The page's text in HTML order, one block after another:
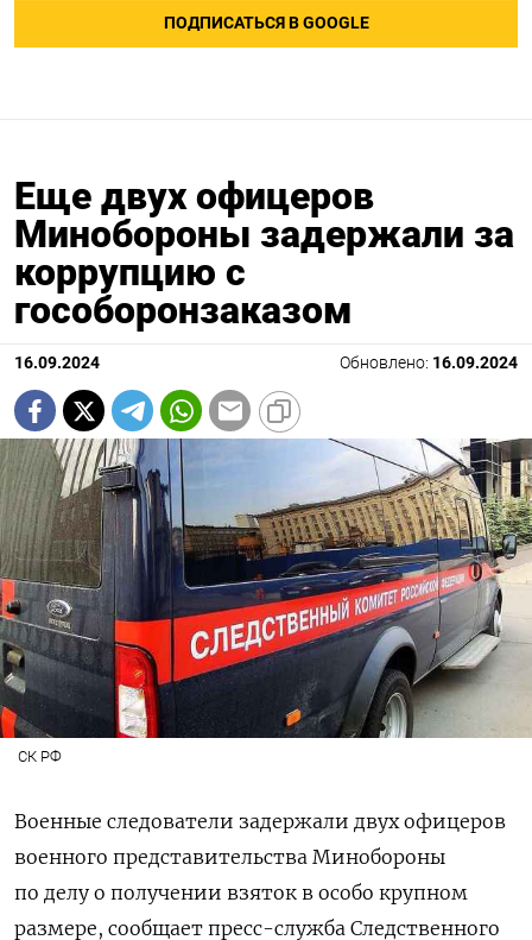
ПОДПИСАТЬСЯ В GOOGLE
Еще двух офицеров
Минобороны задержали за
коррупцию с
гособоронзаказом
16.09.2024 Обновлено: 16.09.2024
СК РФ
Военные следователи задержали двух офицеров
военного представительства Минобороны
по делу о получении взяток в особо крупном
размере, сообщает пресс-служба Следственного